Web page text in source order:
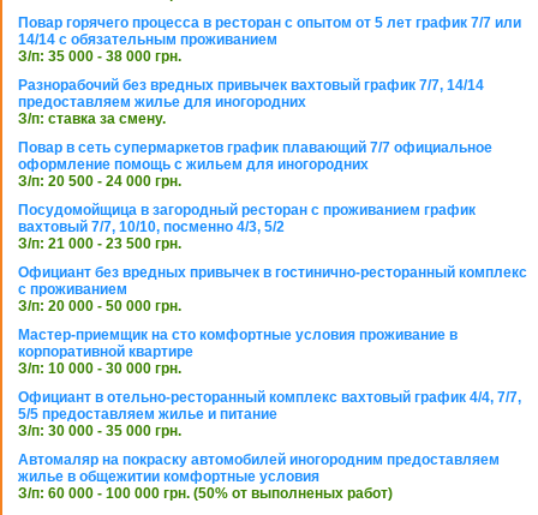
Повар горячего процесса в ресторан с опытом от 5 лет график 7/7 или
14/14 с обязательным проживанием
З/п: 35 000 - 38 000 грн.
Разнорабочий без вредных привычек вахтовый график 7/7, 14/14
предоставляем жилье для иногородних
З/п: ставка за смену.
Повар в сеть супермаркетов график плавающий 7/7 официальное
оформление помощь с жильем для иногородних
З/п: 20 500 - 24 000 грн.
Посудомойщица в загородный ресторан с проживанием график
вахтовый 7/7, 10/10, посменно 4/3, 5/2
З/п: 21 000 - 23 500 грн.
Официант без вредных привычек в гостинично-ресторанный комплекс
с проживанием
З/п: 20 000 - 50 000 грн.
Мастер-приемщик на сто комфортные условия проживание в
корпоративной квартире
З/п: 10 000 - 30 000 грн.
Официант в отельно-ресторанный комплекс вахтовый график 4/4, 7/7,
5/5 предоставляем жилье и питание
З/п: 30 000 - 35 000 грн.
Автомаляр на покраску автомобилей иногородним предоставляем
жилье в общежитии комфортные условия
З/п: 60 000 - 100 000 грн. (50% от выполненых работ)